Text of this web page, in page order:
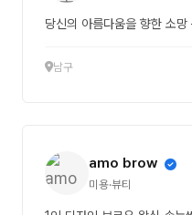
당신의 아름다움을 향한 소
남구
amo brow
미용·뷰티